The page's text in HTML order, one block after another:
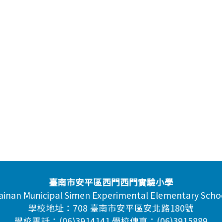
臺南市安平區西門西門實驗小學
Municipal Simen Experimental Elementary
學校地址：708 臺南市安平區安北路180號